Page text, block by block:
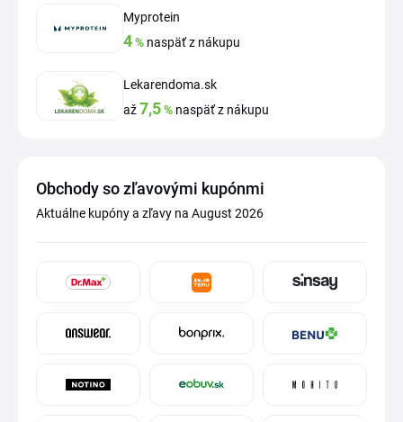
Myprotein
4% naspäť z nákupu
Lekarendoma.sk
až7,5% naspäť z nákupu
Obchody so zľavovými kupónmi
Aktuálne kupóny a zľavy na August 2026